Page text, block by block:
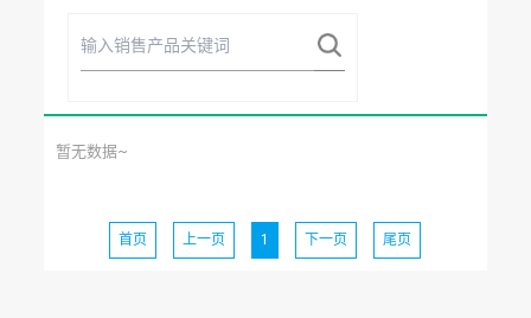
暂无数据~
首页 上一页 1 下一页 尾页